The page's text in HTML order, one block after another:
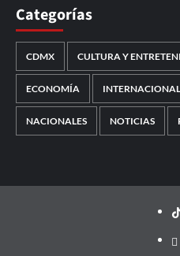
Categorías
CDMX CULTURA Y
ECONOMÍA
NACIONALES NOTICIAS